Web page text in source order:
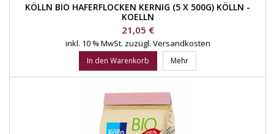
KÖLLN BIO HAFERFLOCKEN KERNIG (5 X 500G) KÖLLN -
KOELLN
Preis
21,05 €
inkl. 10 % MwSt. zuzügl. Versandkosten
In den Warenkorb Mehr